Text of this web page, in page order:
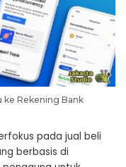
ke Rekening Bank
pada jual beli
berbasis di